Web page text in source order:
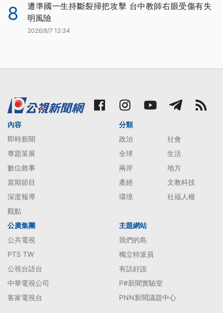
8
遭準國一生持斷裂掃把攻擊 台中教師右眼受傷有失
明風險
2026/8/7 12:34
內容
即時新聞
專題策展
數位敘事
當期節目
深度報導
觀點
分類
政治
社會
全球
生活
兩岸
地方
產經
文教科技
環境
社福人權
公廣集團
公共電視
PTS TW
公視台語台
中華電視公司
客家電視台
主題網站
我們的島
獨立特派員
有話好說
P#新聞實驗室
PNN新聞議題中心